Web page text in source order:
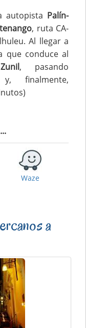
autopista Palín-
, ruta CA-
Al llegar a
que conduce al
Zunil, pasando
y, finalmente,
Waze
a